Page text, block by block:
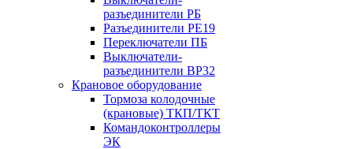
разъединители РБ
Разъединители РЕ19
Переключатели ПБ
Выключатели-
разъединители ВР32
Крановое оборудование
Тормоза колодочные
(крановые) ТКП/ТКТ
Командоконтроллеры
ЭК